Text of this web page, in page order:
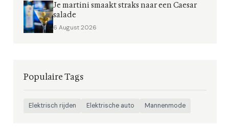
Je martini smaakt straks naar een Caesar
salade
6 August 2026
Populaire Tags
Elektrisch rijden Elektrische auto Mannenmode